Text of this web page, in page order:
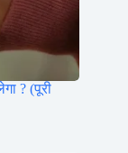
? (पूरी